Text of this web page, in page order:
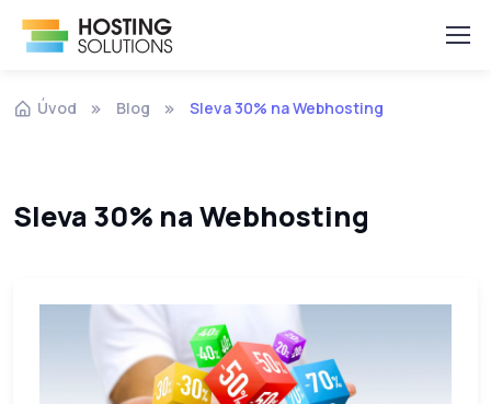
Úvod Blog Sleva 30% na Webhosting
Sleva 30% na Webhosting